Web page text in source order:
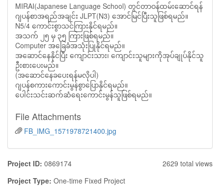
MIRAI(Japanese Language School) တွင်တာဝန်ထမ်းဆောင်ရန်
ဂျပန်စာအရည်အချင်း JLPT(N3) အောင်မြင်ပြီးသူဖြစ်ရမည်။
N5/4 ကောင်းစွာသင်ကြားနိုင်ရမည်။
အသက် ၂၅ မှ ၃၅ ကြားဖြစ်ရမည်။
Computer အခြေခံအသုံးပြုနိုင်ရမည်။
အဆောင်နေနိုင်ပြီး ကျောင်းသား၊ ကျောင်းသူများကိုအုပ်ချုပ်နိုင်သူ
ဦးစားပေးမည်။
(အဆောင်နေခပေးရန်မလိုပါ)
ဂျပန်စကားကောင်းမွန်စွာပြောနိုင်ရမည်။
ပေါင်းသင်းဆက်ဆံရေးကောင်းမွန်သူဖြစ်ရမည်။
File Attachments
FB_IMG_1571978721400.jpg
Project ID: 0869174
2629 total views
Project Type: One-time Fixed Project